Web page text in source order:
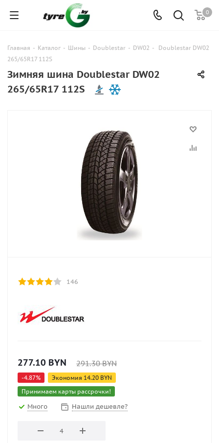
0
Главная - Каталог - Шины - Doublestar - DW02 -
Doublestar DW02
265/65R17 112S
Зимняя шина Doublestar DW02
265/65R17 112S
146
277.10 BYN 291.30BYN
-4.87% Экономия 14.20 BYN
Принимаем карты рассрочки!
Много Нашли дешевле?